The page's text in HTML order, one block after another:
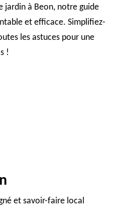
jardin à Beon, notre guide
et efficace. Simplifiez-
les astuces pour une
!
et savoir-faire local